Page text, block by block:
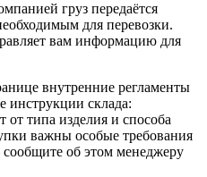
груз передаётся
для перевозки.
вам информацию для
внутренние регламенты
инструкции склада:
от типа изделия и способа
важны особые требования
об этом менеджеру